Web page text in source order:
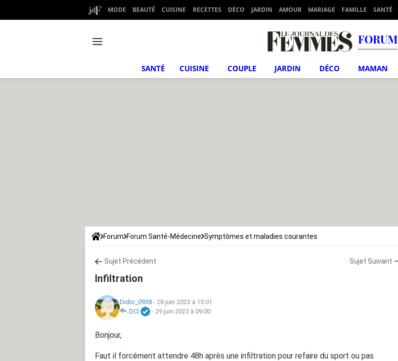
MODE BEAUTÉ CUISINE RECETTES DÉCO JARDIN AMOUR MARIAGE FAMILLE SANTÉ
FORUM
SANTÉ CUISINE COUPLE JARDIN DÉCO MAMAN
Forum Forum Santé-Médecine Symptômes et maladies courantes
Sujet Précédent Sujet Suivant
Infiltration
Didio_0938 - 28 juin 2023 à 15:01
DCI
- 29 juin 2023 à 09:00
Bonjour,
Faut il forcément attendre 48h après une infiltration pour refaire du sport ou pas